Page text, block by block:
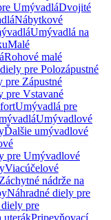
UmývadláDvojité
Nábytkové
Umývadlá na
Malé
Rohové malé
pre Polozápustné
pre Zápustné
pre Vstavané
Umývadlá pre
Umývadlové
Ďalšie umývadlové
pre Umývadlové
Viacúčelové
Záchytné nádrže na
Náhradné diely pre
pre
uterákPripevňovací